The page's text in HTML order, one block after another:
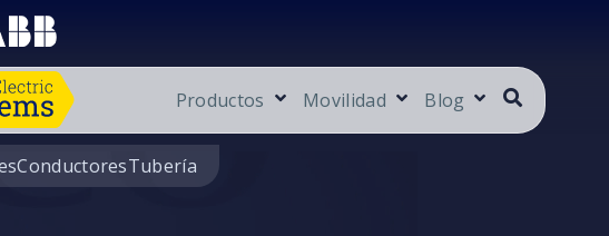
Productos Movilidad Blog
ConductoresTubería